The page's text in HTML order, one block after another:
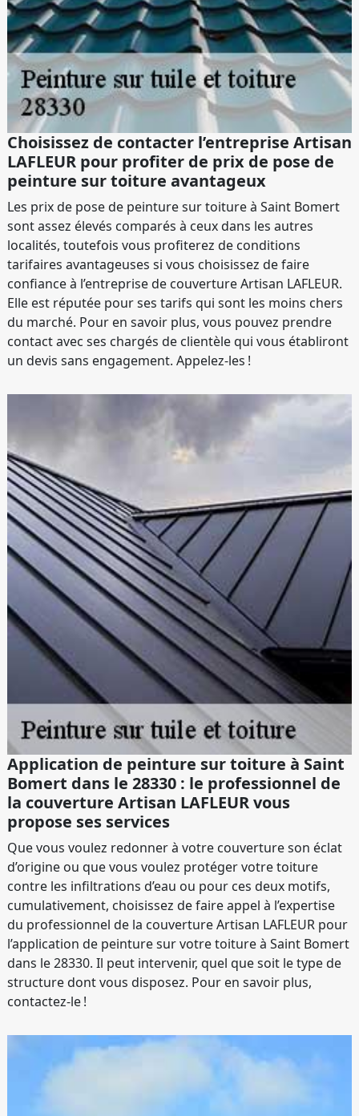
Choisissez de contacter l’entreprise Artisan
LAFLEUR pour profiter de prix de pose de
peinture sur toiture avantageux
Les prix de pose de peinture sur toiture à Saint Bomert
sont assez élevés comparés à ceux dans les autres
localités, toutefois vous profiterez de conditions
tarifaires avantageuses si vous choisissez de faire
confiance à l’entreprise de couverture Artisan LAFLEUR.
Elle est réputée pour ses tarifs qui sont les moins chers
du marché. Pour en savoir plus, vous pouvez prendre
contact avec ses chargés de clientèle qui vous établiront
un devis sans engagement. Appelez-les !
Application de peinture sur toiture à Saint
Bomert dans le 28330 : le professionnel de
la couverture Artisan LAFLEUR vous
propose ses services
Que vous voulez redonner à votre couverture son éclat
d’origine ou que vous voulez protéger votre toiture
contre les infiltrations d’eau ou pour ces deux motifs,
cumulativement, choisissez de faire appel à l’expertise
du professionnel de la couverture Artisan LAFLEUR pour
l’application de peinture sur votre toiture à Saint Bomert
dans le 28330. Il peut intervenir, quel que soit le type de
structure dont vous disposez. Pour en savoir plus,
contactez-le !